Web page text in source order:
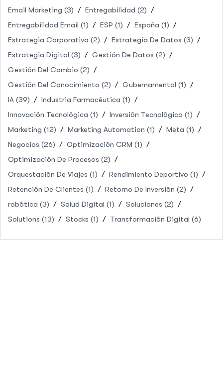
Email Marketing (3) Entregabilidad (2)
Entregabilidad Email (1) ESP (1) España (1)
Estrategia Corporativa (2) Estrategia De Datos (3)
Estrategia Digital (3) Gestión De Datos (2)
Gestión Del Cambio (2)
Gestión Del Conocimiento (2) Gubernamental (1)
IA (39) Industria Farmacéutica (1)
Innovación Tecnológica (1) Inversión Tecnológica (1)
Marketing (12) Marketing Automation (1) Meta (1)
Negocios (26) Optimización CRM (1)
Optimización De Procesos (2)
Orquestación De Viajes (1) Rendimiento Deportivo (1)
Retención De Clientes (1) Retorno De Inversión (2)
robótica (3) Salud Digital (1) Soluciones (2)
Solutions (13) Stocks (1) Transformación Digital (6)